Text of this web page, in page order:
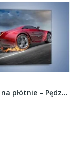
Obraz na płótnie – Pędząc w ogniu –...